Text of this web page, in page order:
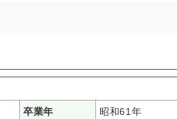
卒業年 昭和61年